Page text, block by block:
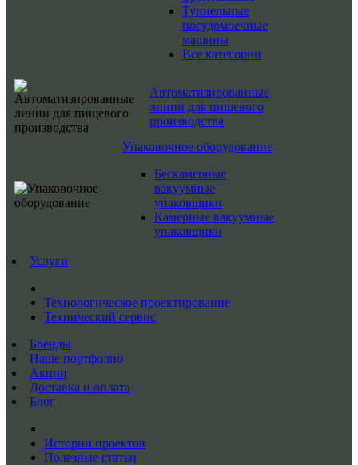
Туннельные
посудомоечные
машины
Все категории
Автоматизированные
линии для пищевого
производства
Упаковочное оборудование
Бескамерные
вакуумные
упаковщики
Камерные вакуумные
упаковщики
Услуги
Технологическое проектирование
Технический сервис
Бренды
Наше портфолио
Акции
Доставка и оплата
Блог
Истории проектов
Полезные статьи